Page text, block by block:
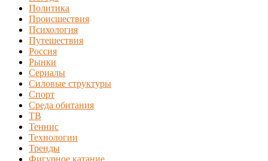
Политика
Происшествия
Психология
Путешествия
Россия
Рынки
Сериалы
Силовые структуры
Спорт
Среда обитания
ТВ
Теннис
Технологии
Тренды
Фигурное катание